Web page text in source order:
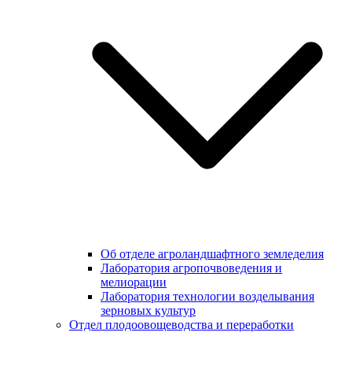
Об отделе агроландшафтного земледелия
Лаборатория агропочвоведения и
мелиорации
Лаборатория технологии возделывания
зерновых культур
Отдел плодоовощеводства и переработки